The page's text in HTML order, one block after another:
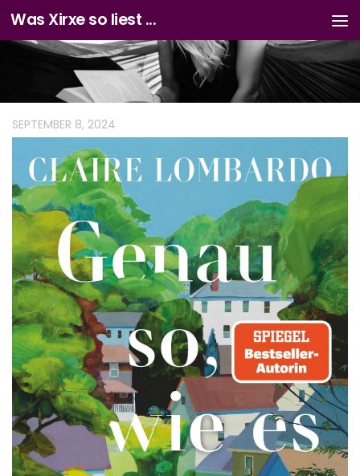
Zum Inhalt springen
Was Xirxe so liest ...
SEPTEMBER 8, 2024